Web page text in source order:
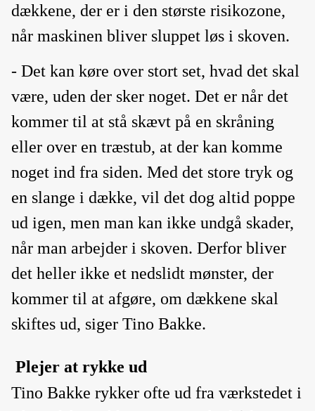
dækkene, der er i den største risikozone,
når maskinen bliver sluppet løs i skoven.
- Det kan køre over stort set, hvad det skal
være, uden der sker noget. Det er når det
kommer til at stå skævt på en skråning
eller over en træstub, at der kan komme
noget ind fra siden. Med det store tryk og
en slange i dække, vil det dog altid poppe
ud igen, men man kan ikke undgå skader,
når man arbejder i skoven. Derfor bliver
det heller ikke et nedslidt mønster, der
kommer til at afgøre, om dækkene skal
skiftes ud, siger Tino Bakke.
Plejer at rykke ud
Tino Bakke rykker ofte ud fra værkstedet i